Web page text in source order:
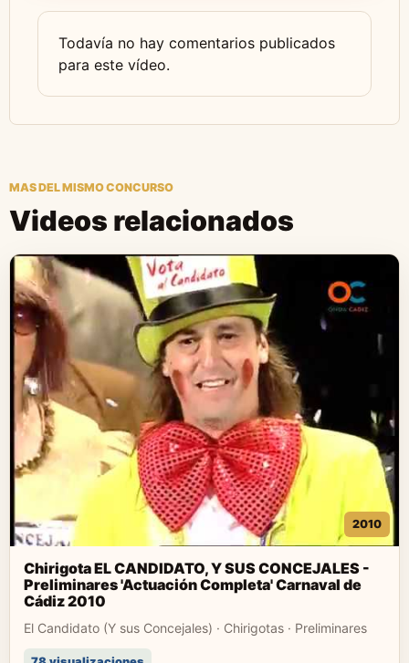
Todavía no hay comentarios publicados
para este vídeo.
MAS DEL MISMO CONCURSO
Videos relacionados
2010
Chirigota EL CANDIDATO, Y SUS CONCEJALES -
Preliminares 'Actuación Completa' Carnaval de
Cádiz 2010
El Candidato (Y sus Concejales) · Chirigotas · Preliminares